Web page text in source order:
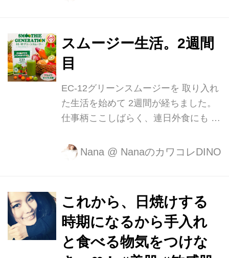
り健康志向のスーパーフードがハンパ
ない - NAVER まとめ 美味しく食べて
体にすごくいい。そんなスーパーフー
セレブが日常的に取り入れてる話題の
食品ですが..流行の波に乗り遅れた、
たくさんあって何を選んでいいかわか
由でスーパーフードから敬遠される方
スムージー生活。2週間
目
EC-12グリーンスムージーを 取り入れ
た生活を始めて 2週間が経ちました。
仕事柄ここしばらく、連日外食にも 関
の粉末が何で出来ているのか 気になっ
乳酸菌EC-12が配合されてます 210..?!
こんなに野菜や果物を 一日で少量づつ
取るのは不可能。 スプーン一杯で手軽
に 栄養が摂れちゃうなんて、 本当に
ありがたい。 加えて5種類の食べ物由
Nana @ NanaのカワコレDINO
これから、日焼けする
時期になるから手入れ
と食べる物気をつけな